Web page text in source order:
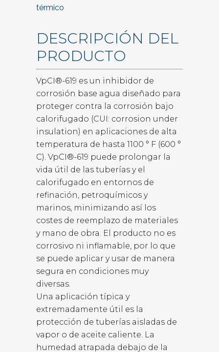
térmico
DESCRIPCIÓN DEL
PRODUCTO
VpCI®-619 es un inhibidor de
corrosión base agua diseñado para
proteger contra la corrosión bajo
calorifugado (CUI: corrosion under
insulation) en aplicaciones de alta
temperatura de hasta 1100 ° F (600 °
C). VpCI®-619 puede prolongar la
vida útil de las tuberías y el
calorifugado en entornos de
refinación, petroquímicos y
marinos, minimizando así los
costes de reemplazo de materiales
y mano de obra. El producto no es
corrosivo ni inflamable, por lo que
se puede aplicar y usar de manera
segura en condiciones muy
diversas.
Una aplicación típica y
extremadamente útil es la
protección de tuberías aisladas de
vapor o de aceite caliente. La
humedad atrapada debajo de la